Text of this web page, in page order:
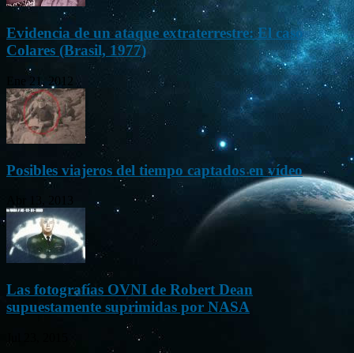
Evidencia de un ataque extraterrestre: El caso
Colares (Brasil, 1977)
Ene 21, 2012
Posibles viajeros del tiempo captados en vídeo
Las fotografías OVNI de Robert Dean
supuestamente suprimidas por NASA